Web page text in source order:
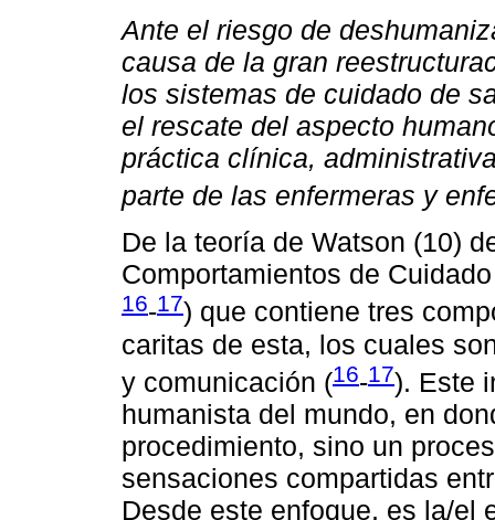
Ante el riesgo de
causa de la gran
los sistemas de cuidado de
el rescate del aspecto
práctica clínica,
parte de las enfermeras y
De la teoría de Watson (10)
Comportamientos de
16-17) que contiene tres
caritas de esta, los cuales
y comunicación (16-17). Este
humanista del mundo, en
procedimiento, sino un
sensaciones compartidas
Desde este enfoque, es la/el